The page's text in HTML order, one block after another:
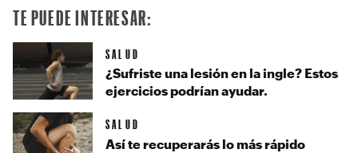
TE PUEDE INTERESAR:
SALUD
¿Sufriste una lesión en la ingle? Estos
ejercicios podrían ayudar.
SALUD
Así te recuperarás lo más rápido